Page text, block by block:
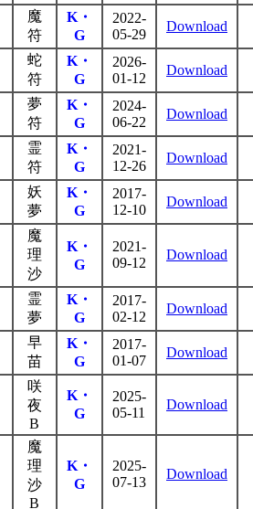
魔
符
K・
G
2022-
05-29
Download
蛇
符
K・
G
2026-
01-12
Download
夢
符
K・
G
2024-
06-22
Download
霊
符
K・
G
2021-
12-26
Download
妖
夢
K・
G
2017-
12-10
Download
魔
理
沙
K・
G
2021-
09-12
Download
霊
夢
K・
G
2017-
02-12
Download
早
苗
K・
G
2017-
01-07
Download
咲
夜
B
K・
G
2025-
05-11
Download
魔
理
沙
B
K・
G
2025-
07-13
Download